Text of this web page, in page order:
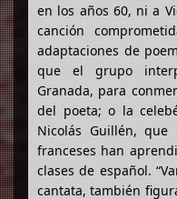
en los años 60, ni a
canción
adaptaciones de
que el grupo
Granada, para
del poeta; o la
Nicolás Guillén, que
franceses han
clases de español.
cantata, también